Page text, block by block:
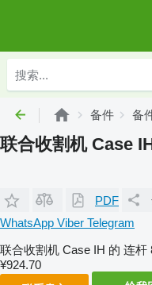
备件 备
联合收割机 Case
PDF
WhatsApp Viber Telegram
联合收割机 Case IH 的 连杆
¥924.70